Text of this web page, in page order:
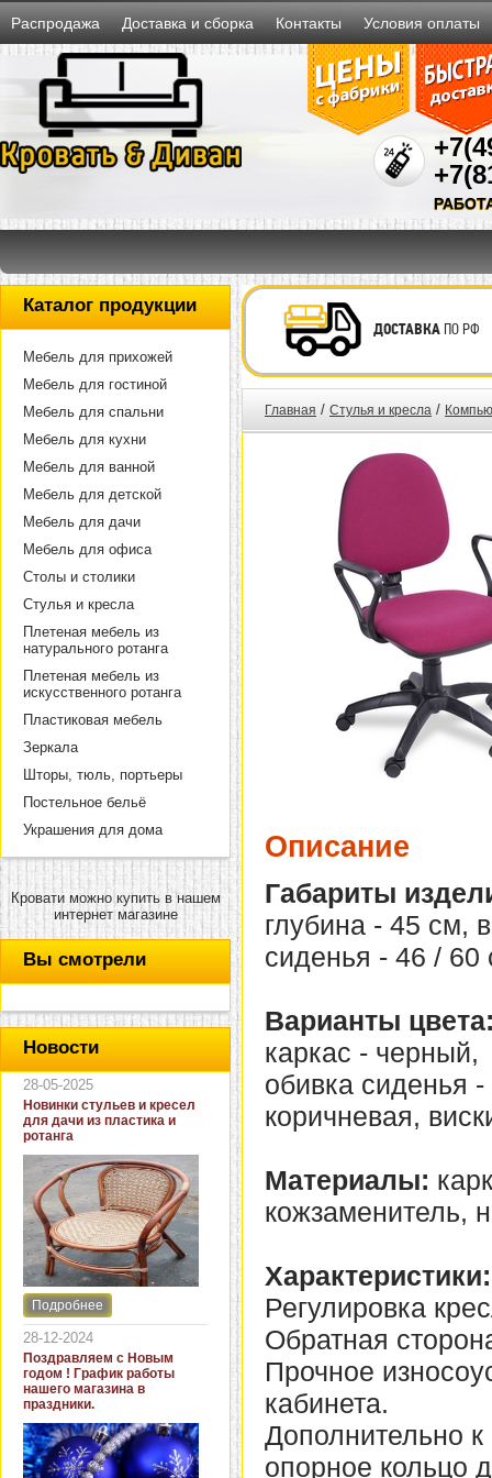
Распродажа Доставка и сборка Контакты Условия оплаты
Каталог продукции
Мебель для прихожей
Мебель для гостиной
Мебель для спальни
Мебель для кухни
Мебель для ванной
Мебель для детской
Мебель для дачи
Мебель для офиса
Столы и столики
Стулья и кресла
Плетеная мебель из
натурального ротанга
Плетеная мебель из
искусственного ротанга
Пластиковая мебель
Зеркала
Шторы, тюль, портьеры
Постельное бельё
Украшения для дома
Кровати можно купить в нашем
интернет магазине
Вы смотрели
Новости
28-05-2025
Новинки стульев и кресел
для дачи из пластика и
ротанга
Интернет-магазин "Кровать
и диван" представляет
новинки стульев и кресел
для дачи. В ассортименте
представлены как
бюджетные модели из
пластика для дачи, так и
кресла для загородных
домов из натурального и
искусственного ротанга.
Подробнее
28-12-2024
Поздравляем с Новым
годом ! График работы
нашего магазина в
праздники.
ДОСТАВКАПО РФ
Главная / Стулья и кресла /
Описание
Габариты
глубина - 45 см,
сиденья - 46 / 60
Варианты
каркас - черный,
обивка сиденья
коричневая,
Материалы:
кожзаменитель,
Характеристики:
Регулировка
Обратная
Прочное
кабинета.
Дополнительно
опорное кольцо